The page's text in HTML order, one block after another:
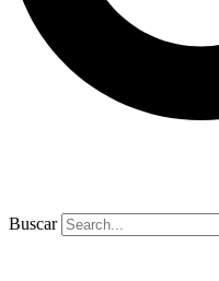
Buscar